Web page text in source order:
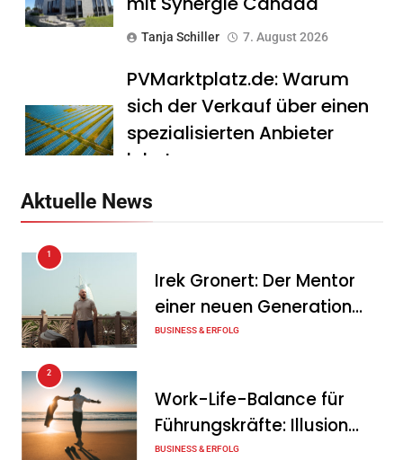
Tanja Schiller 7. August 2026
PVMarktplatz.de: Warum
sich der Verkauf über einen
spezialisierten Anbieter
lohnt
Mitarbeitergespräch pro
Jahr nichts verändert – und
was stattdessen
Verbindlichkeit schafft
Tanja Schiller 7. August 2026
Wenn jede Minute zählt: Wie
Aktuelle News
1
Irek Gronert: Der Mentor
einer neuen Generation
von Unternehmern
BUSINESS & ERFOLG
2
Work-Life-Balance für
Führungskräfte: Illusion
oder echte Chance?
BUSINESS & ERFOLG